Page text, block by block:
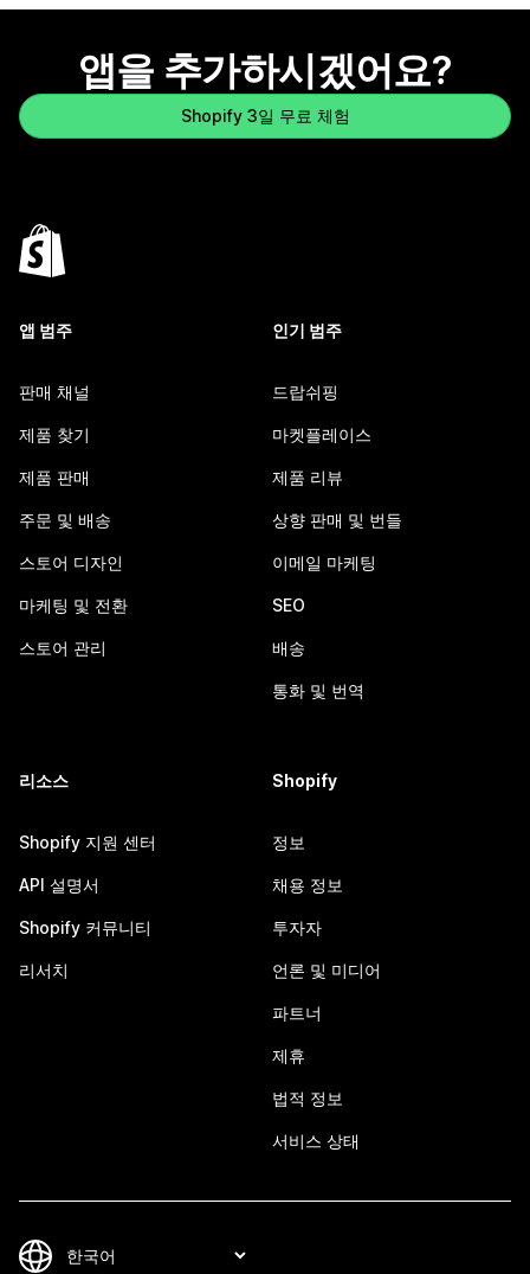
앱을 추가하시겠어요?
Shopify 3일 무료 체험
앱 범주
판매 채널
제품 찾기
제품 판매
주문 및 배송
스토어 디자인
마케팅 및 전환
스토어 관리
인기 범주
드랍쉬핑
마켓플레이스
제품 리뷰
상향 판매 및 번들
이메일 마케팅
SEO
배송
통화 및 번역
리소스
Shopify 지원 센터
API 설명서
Shopify 커뮤니티
리서치
Shopify
정보
채용 정보
투자자
언론 및 미디어
파트너
제휴
법적 정보
서비스 상태